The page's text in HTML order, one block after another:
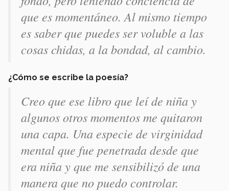
que es momentáneo. Al mismo tiempo
es saber que puedes ser voluble a las
cosas chidas, a la bondad, al cambio.
¿Cómo se escribe la poesía?
Creo que ese libro que leí de niña y
algunos otros momentos me quitaron
una capa. Una especie de virginidad
mental que fue penetrada desde que
era niña y que me sensibilizó de una
manera que no puedo controlar.